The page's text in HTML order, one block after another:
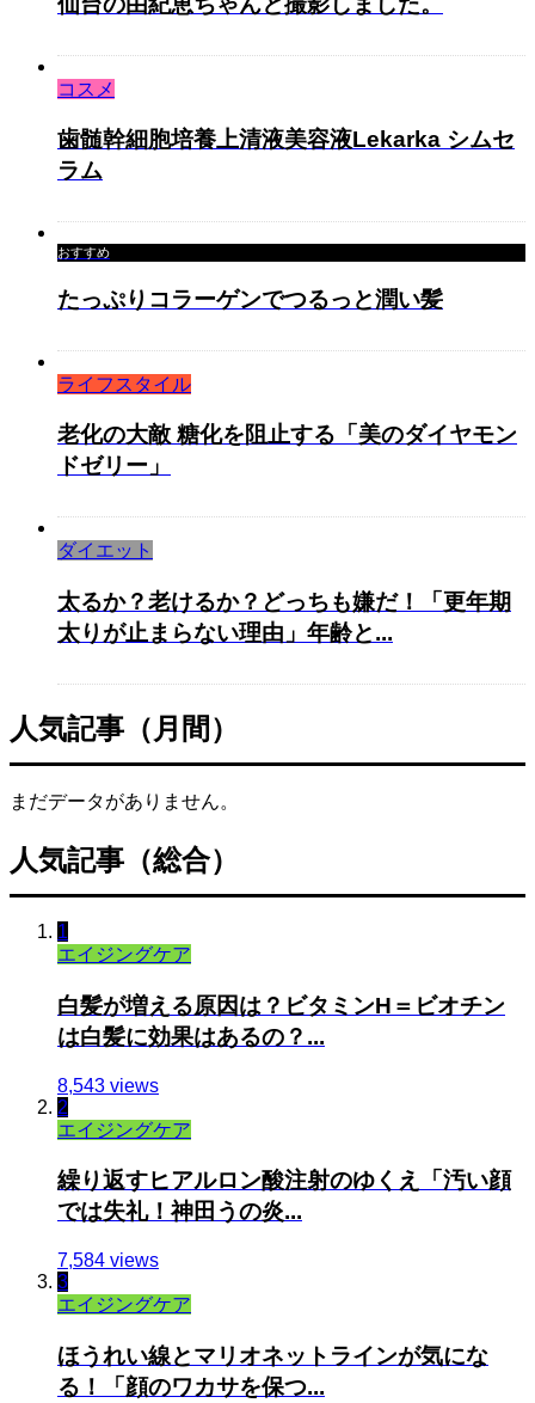
コスメ
歯髄幹細胞培養上清液美容液Lekarka シムセ
ラム
おすすめ
たっぷりコラーゲンでつるっと潤い髪
ライフスタイル
老化の大敵 糖化を阻止する「美のダイヤモン
ドゼリー」
ダイエット
太るか？老けるか？どっちも嫌だ！「更年期
太りが止まらない理由」年齢と...
人気記事（月間）
まだデータがありません。
人気記事（総合）
1
エイジングケア
白髪が増える原因は？ビタミンH＝ビオチン
は白髪に効果はあるの？...
8,543 views
2
エイジングケア
繰り返すヒアルロン酸注射のゆくえ「汚い顔
では失礼！神田うの炎...
7,584 views
3
エイジングケア
ほうれい線とマリオネットラインが気にな
る！「顔のワカサを保つ...